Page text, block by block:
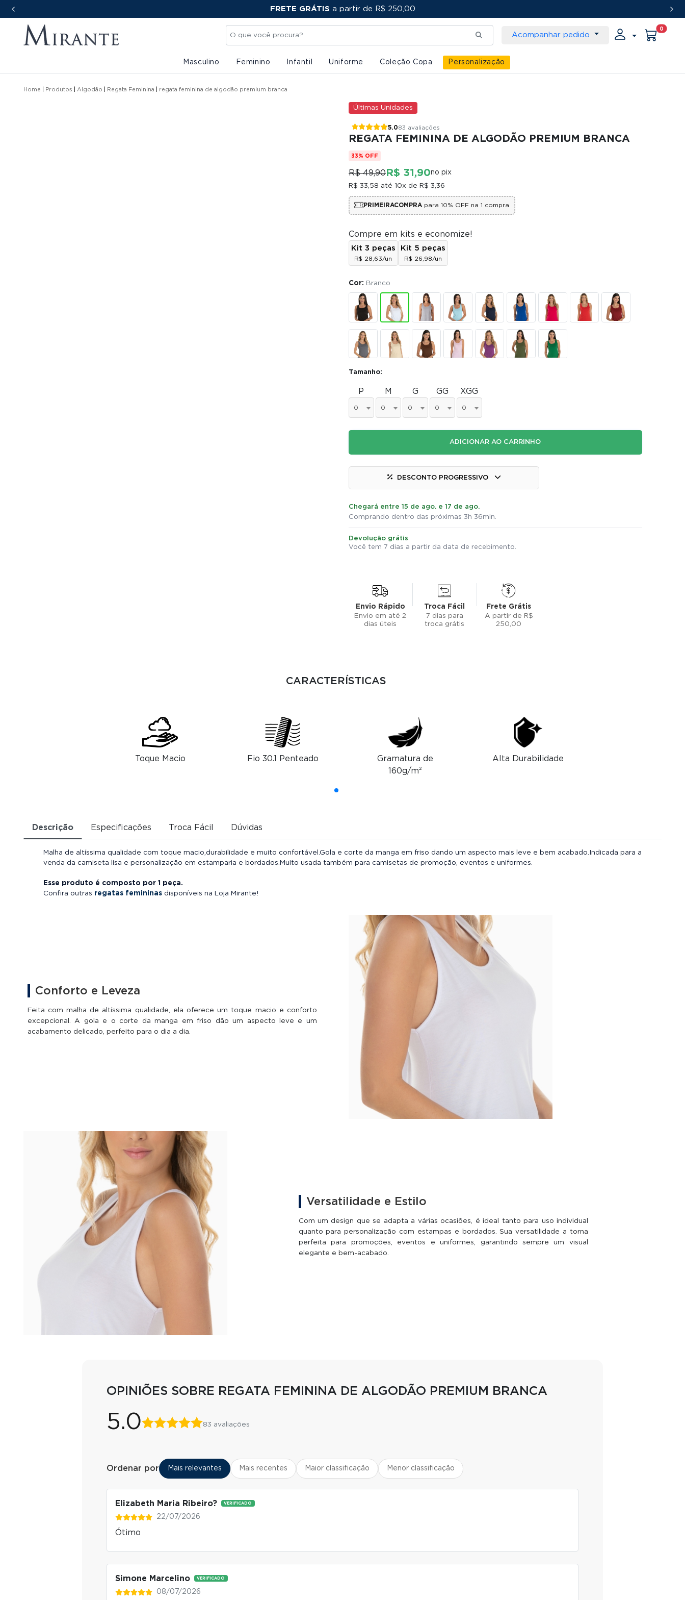
PRIMEIRACOMPRA
FRETE GRÁTIS a partir de R$ 250,00
Acompanhar pedido
0
Masculino Feminino Infantil Uniforme Coleção Copa Personalização
Home Produtos Algodão Regata Feminina regata feminina de algodão premium branca
Últimas Unidades
5.083 avaliações
REGATA FEMININA DE ALGODÃO PREMIUM BRANCA
33% OFF
R$ 49,90R$ 31,90no pix
R$ 33,58 até 10x de R$ 3,36
PRIMEIRACOMPRA para 10% OFF na 1 compra
Compre em kits e economize!
Kit 3 peças
R$ 28,63/un
Kit 5 peças
R$ 26,98/un
Cor: Branco
Tamanho:
P
0
M
0
G
0
GG
0
XGG
0
ADICIONAR AO CARRINHO
DESCONTO PROGRESSIVO
Chegará entre 15 de ago. e 17 de ago.
Comprando dentro das próximas 3h 36min.
Devolução grátis
Você tem 7 dias a partir da data de recebimento.
Envio Rápido
Envio em até 2
dias úteis
Troca Fácil
7 dias para
troca grátis
Frete Grátis
A partir de R$
250,00
CARACTERÍSTICAS
Toque Macio Fio 30.1 Penteado
Gramatura de
160g/m²
Alta Durabilidade
Descrição Especificações Troca Fácil Dúvidas
Malha de altíssima qualidade com toque macio,durabilidade e muito confortável.Gola e corte da manga em friso dando um aspecto mais leve e bem acabado.Indicada para a
venda da camiseta lisa e personalização em estamparia e bordados.Muito usada também para camisetas de promoção, eventos e uniformes.
Esse produto é composto por 1 peça.
Confira outras regatas femininasdisponíveis na Loja Mirante!
Conforto e Leveza
Feita com malha de altíssima qualidade, ela oferece um toque macio e conforto
excepcional. A gola e o corte da manga em friso dão um aspecto leve e um
acabamento delicado, perfeito para o dia a dia.
Versatilidade e Estilo
Com um design que se adapta a várias ocasiões, é ideal tanto para uso individual
quanto para personalização com estampas e bordados. Sua versatilidade a torna
perfeita para promoções, eventos e uniformes, garantindo sempre um visual
elegante e bem-acabado.
OPINIÕES SOBRE REGATA FEMININA DE ALGODÃO PREMIUM BRANCA
5.0 83 avaliações
Ordenar por Mais relevantes Mais recentes Maior classificação Menor classificação
Elizabeth Maria Ribeiro? VERIFICADO
22/07/2026
Ótimo
Simone Marcelino VERIFICADO
08/07/2026